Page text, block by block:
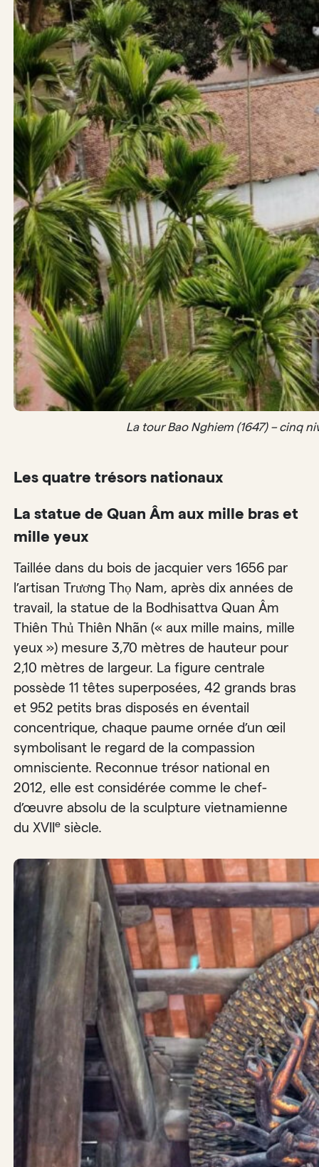
La tour Bao Nghiem (1647) – cinq
Les quatre trésors nationaux
La statue de Quan Âm aux mille bras et
mille yeux
Taillée dans du bois de jacquier vers 1656 par
l’artisan Trương Thọ Nam, après dix années de
travail, la statue de la Bodhisattva Quan Âm
Thiên Thủ Thiên Nhãn (« aux mille mains, mille
yeux ») mesure 3,70 mètres de hauteur pour
2,10 mètres de largeur. La figure centrale
possède 11 têtes superposées, 42 grands bras
et 952 petits bras disposés en éventail
concentrique, chaque paume ornée d’un œil
symbolisant le regard de la compassion
omnisciente. Reconnue trésor national en
2012, elle est considérée comme le chef-
d’œuvre absolu de la sculpture vietnamienne
du XVIIe siècle.